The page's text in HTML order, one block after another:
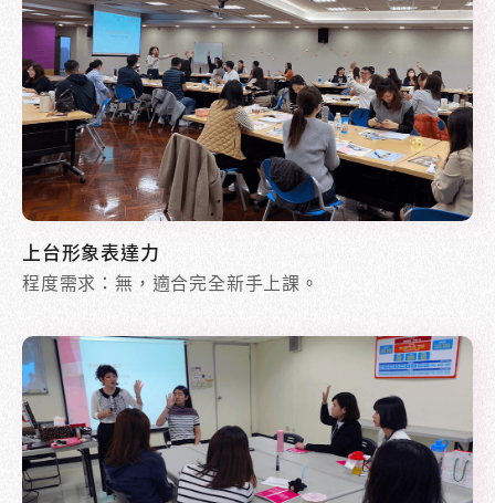
上台形象表達力
程度需求：無，適合完全新手上課。